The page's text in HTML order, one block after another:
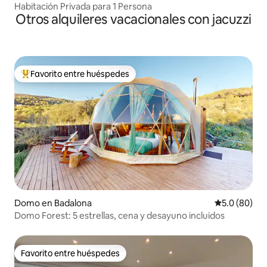
tellas
Habitación Privada para 1 Persona
Otros alquileres vacacionales con jacuzzi
Favorito entre huéspedes preferido
Favorito entre huéspedes
Domo en Badalona Calificación
5.0 (80)
Domo Forest: 5 estrellas, cena y desayuno incluidos
Favorito entre huéspedes
Favorito entre huéspedes